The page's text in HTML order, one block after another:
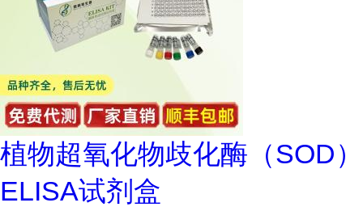
植物超氧化物歧化酶（SOD）
ELISA试剂盒